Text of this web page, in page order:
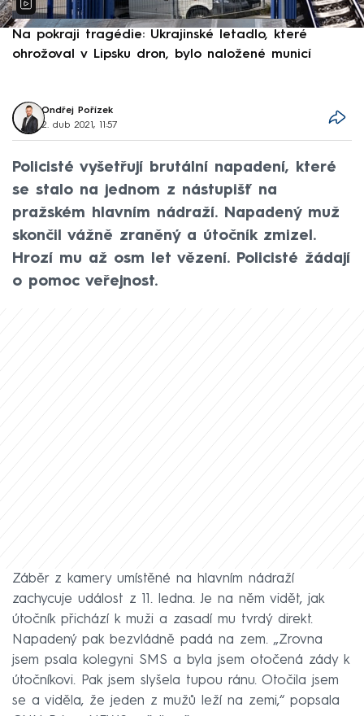
Na pokraji tragédie: Ukrajinské letadlo, které
ohrožoval v Lipsku dron, bylo naložené municí
Ondřej Pořízek
2. dub 2021, 11:57
Policisté vyšetřují brutální napadení, které
se stalo na jednom z nástupišť na
pražském hlavním nádraží. Napadený muž
skončil vážně zraněný a útočník zmizel.
Hrozí mu až osm let vězení. Policisté žádají
o pomoc veřejnost.
Záběr z kamery umístěné na hlavním nádraží
zachycuje událost z 11. ledna. Je na něm vidět, jak
útočník přichází k muži a zasadí mu tvrdý direkt.
Napadený pak bezvládně padá na zem. „Zrovna
jsem psala kolegyni SMS a byla jsem otočená zády k
útočníkovi. Pak jsem slyšela tupou ránu. Otočila jsem
se a viděla, že jeden z mužů leží na zemi,“ popsala